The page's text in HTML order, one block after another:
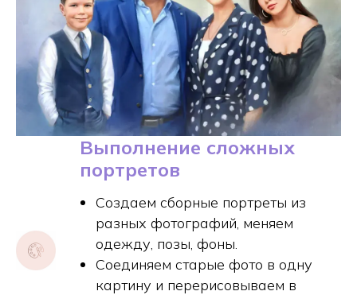
Выполнение сложных
портретов
Создаем сборные портреты из
разных фотографий, меняем
одежду, позы, фоны.
Соединяем старые фото в одну
картину и перерисовываем в